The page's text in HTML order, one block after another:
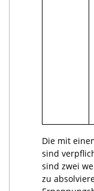
Die mit
sind
sind zwei
zu